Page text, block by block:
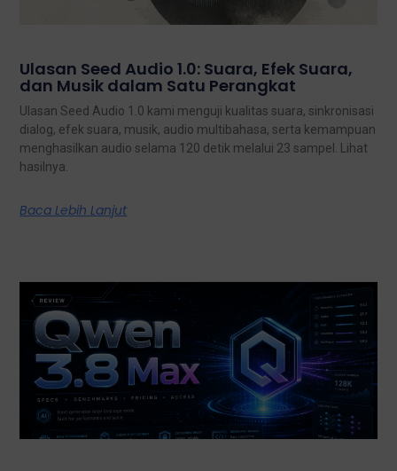
Ulasan Seed Audio 1.0: Suara, Efek Suara,
dan Musik dalam Satu Perangkat
Ulasan Seed Audio 1.0 kami menguji kualitas suara, sinkronisasi
dialog, efek suara, musik, audio multibahasa, serta kemampuan
menghasilkan audio selama 120 detik melalui 23 sampel. Lihat
hasilnya.
Baca Lebih Lanjut